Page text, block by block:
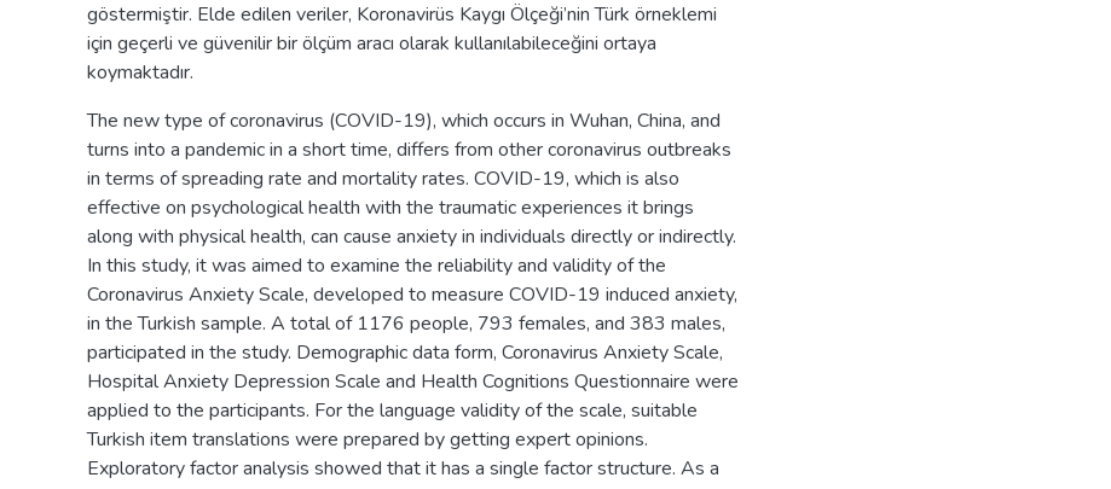
göstermiştir. Elde edilen veriler, Koronavirüs Kaygı Ölçeği’nin Türk örneklemi
için geçerli ve güvenilir bir ölçüm aracı olarak kullanılabileceğini ortaya
koymaktadır.
The new type of coronavirus (COVID-19), which occurs in Wuhan, China, and
turns into a pandemic in a short time, differs from other coronavirus outbreaks
in terms of spreading rate and mortality rates. COVID-19, which is also
effective on psychological health with the traumatic experiences it brings
along with physical health, can cause anxiety in individuals directly or indirectly.
In this study, it was aimed to examine the reliability and validity of the
Coronavirus Anxiety Scale, developed to measure COVID-19 induced anxiety,
in the Turkish sample. A total of 1176 people, 793 females, and 383 males,
participated in the study. Demographic data form, Coronavirus Anxiety Scale,
Hospital Anxiety Depression Scale and Health Cognitions Questionnaire were
applied to the participants. For the language validity of the scale, suitable
Turkish item translations were prepared by getting expert opinions.
Exploratory factor analysis showed that it has a single factor structure. As a